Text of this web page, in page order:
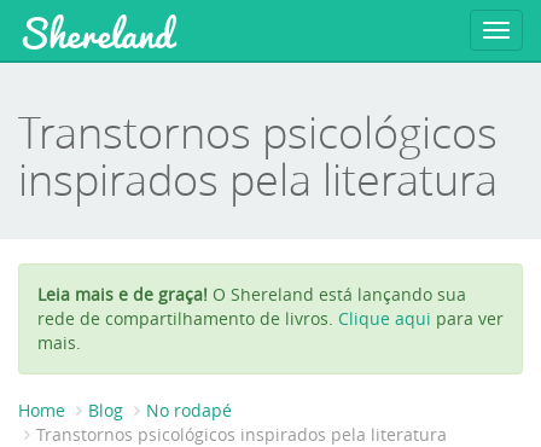
Shereland
Transtornos psicológicos
inspirados pela literatura
Leia mais e de graça! O Shereland está lançando sua
rede de compartilhamento de livros. Clique aqui para ver
mais.
Home Blog
No rodapé
Transtornos psicológicos inspirados pela literatura